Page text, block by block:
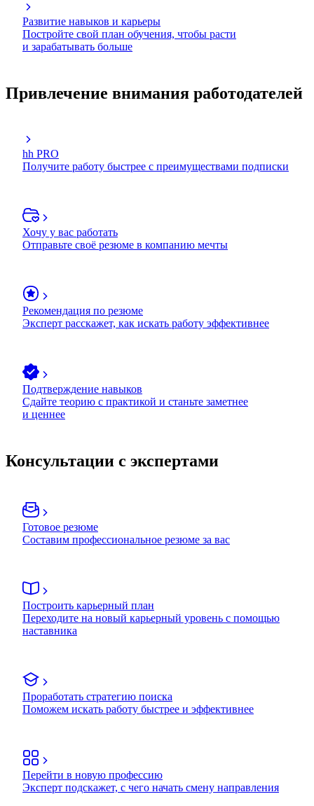
Развитие навыков и карьеры
Постройте свой план обучения, чтобы расти
и зарабатывать больше
Привлечение внимания работодателей
hh PRO
Получите работу быстрее с преимуществами подписки
Хочу у вас работать
Отправьте своё резюме в компанию мечты
Рекомендация по резюме
Эксперт расскажет, как искать работу эффективнее
Подтверждение навыков
Сдайте теорию с практикой и станьте заметнее
и ценнее
Консультации с экспертами
Готовое резюме
Составим профессиональное резюме за вас
Построить карьерный план
Переходите на новый карьерный уровень с помощью
наставника
Проработать стратегию поиска
Поможем искать работу быстрее и эффективнее
Перейти в новую профессию
Эксперт подскажет, с чего начать смену направления